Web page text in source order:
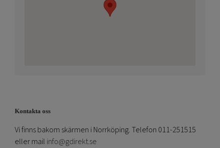
Kontakta oss
Vi finns bakom skärmen i Norrköping. Telefon 011-251515
eller mail info@gdirekt.se